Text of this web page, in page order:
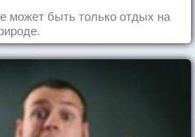
может быть только отдых на